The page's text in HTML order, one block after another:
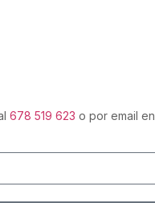
678 519 623 o por email en